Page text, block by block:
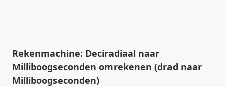
Rekenmachine: Deciradiaal naar
Milliboogseconden omrekenen (drad naar
Milliboogseconden)